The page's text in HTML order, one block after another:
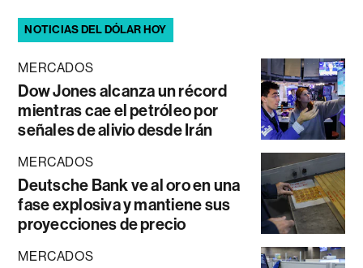
NOTICIAS DEL DÓLAR HOY
MERCADOS
Dow Jones alcanza un récord
mientras cae el petróleo por
señales de alivio desde Irán
MERCADOS
Deutsche Bank ve al oro en una
fase explosiva y mantiene sus
proyecciones de precio
MERCADOS